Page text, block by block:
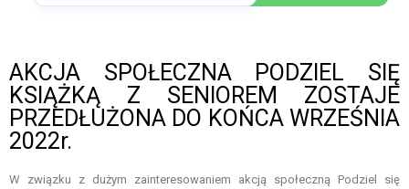
AKCJA SPOŁECZNA PODZIEL SIĘ
KSIĄŻKĄ Z SENIOREM ZOSTAJE
PRZEDŁUŻONA DO KOŃCA WRZEŚNIA
2022r.
W związku z dużym zainteresowaniem akcją społeczną Podziel się